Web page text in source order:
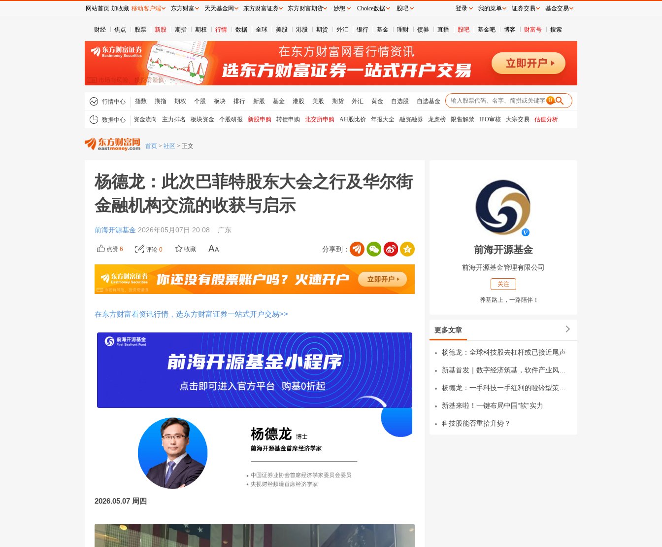
财经 焦点 股票 新股 期指 期权 行情 数据 全球 美股 港股 期货 外汇 银行 基金 理财 债券 直播 股吧 基金吧 博客 财富号 搜索
行情中心 指数 期指 期权 个股 板块 排行 新股 基金 港股 美股 期货 外汇 黄金 自选股 自选基金 0
数据中心 资金流向 主力排名 板块资金 个股研报 新股申购 转债申购 北交所申购 AH股比价 年报大全 融资融券 龙虎榜 限售解禁 IPO审核 大宗交易 估值分析
首页 > 社区 > 正文
杨德龙：此次巴菲特股东大会之行及华尔街
金融机构交流的收获与启示
前海开源基金 2026年05月07日 20:08 广东
分享到：
点赞 6 评论 0 收藏
在东方财富看资讯行情，选东方财富证券一站式开户交易>>
2026.05.07 周四
前海开源基金
前海开源基金管理有限公司
关注
养基路上，一路陪伴！
更多文章
杨德龙：全球科技股去杠杆或已接近尾声
新基来啦！一键布局中国“软”实力
科技股能否重拾升势？
网站首页 加收藏 移动客户端 东方财富 天天基金网 东方财富证券 东方财富期货 妙想 Choice数据 股吧 登录 我的菜单 证券交易 基金交易